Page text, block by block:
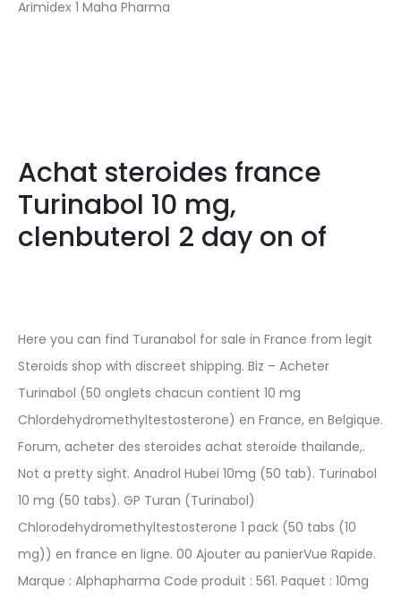
Arimidex 1 Maha Pharma
Achat steroides france
Turinabol 10 mg,
clenbuterol 2 day on of
Here you can find Turanabol for sale in France from legit
Steroids shop with discreet shipping. Biz – Acheter
Turinabol (50 onglets chacun contient 10 mg
Chlordehydromethyltestosterone) en France, en Belgique.
Forum, acheter des steroides achat steroide thailande,.
Not a pretty sight. Anadrol Hubei 10mg (50 tab). Turinabol
10 mg (50 tabs). GP Turan (Turinabol)
Chlorodehydromethyltestosterone 1 pack (50 tabs (10
mg)) en france en ligne. 00 Ajouter au panierVue Rapide.
Marque : Alphapharma Code produit : 561. Paquet : 10mg